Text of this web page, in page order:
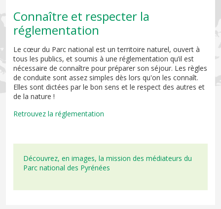
Connaître et respecter la
réglementation
Le cœur du Parc national est un territoire naturel, ouvert à
tous les publics, et soumis à une réglementation qu’il est
nécessaire de connaître pour préparer son séjour. Les règles
de conduite sont assez simples dès lors qu'on les connaît.
Elles sont dictées par le bon sens et le respect des autres et
de la nature !
Retrouvez la réglementation
Découvrez, en images, la mission des médiateurs du
Parc national des Pyrénées